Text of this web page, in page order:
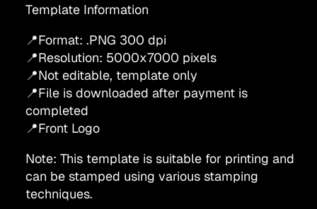
Template Information
📍Format: .PNG 300 dpi
📍Resolution: 5000x7000 pixels
📍Not editable, template only
📍File is downloaded after payment is
completed
📍Front Logo
Note: This template is suitable for printing and
can be stamped using various stamping
techniques.